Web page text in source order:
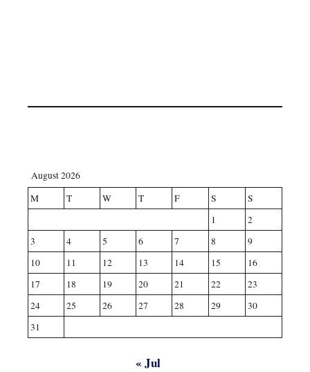
August 2026
M
T W T F S
S
1
2
3
4 5 6 7 8
9
10
11 12 13 14 15
16
17
18 19 20 21 22
23
24
25 26 27 28 29
30
31
« Jul